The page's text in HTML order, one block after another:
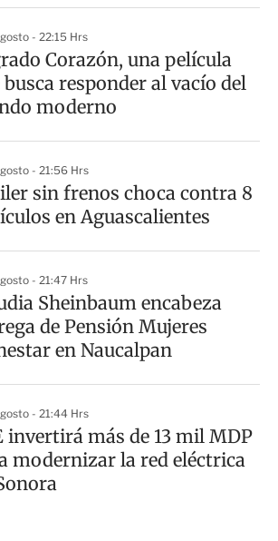
- 22:15 Hrs
Corazón, una película
busca responder al vacío del
moderno
- 21:56 Hrs
sin frenos choca contra 8
en Aguascalientes
- 21:47 Hrs
Sheinbaum encabeza
de Pensión Mujeres
en Naucalpan
- 21:44 Hrs
invertirá más de 13 mil MDP
modernizar la red eléctrica